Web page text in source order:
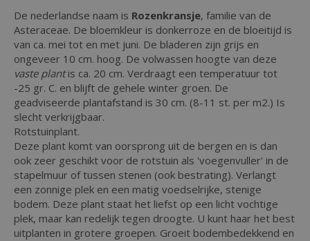
De nederlandse naam is Rozenkransje, familie van de
Asteraceae. De bloemkleur is donkerroze en de bloeitijd is
van ca. mei tot en met juni. De bladeren zijn grijs en
ongeveer 10 cm. hoog. De volwassen hoogte van deze
vaste plantis ca. 20 cm. Verdraagt een temperatuur tot
-25 gr. C. en blijft de gehele winter groen. De
geadviseerde plantafstand is 30 cm. (8-11 st. per m2.) Is
slecht verkrijgbaar.
Rotstuinplant.
Deze plant komt van oorsprong uit de bergen en is dan
ook zeer geschikt voor de rotstuin als 'voegenvuller' in de
stapelmuur of tussen stenen (ook bestrating). Verlangt
een zonnige plek en een matig voedselrijke, stenige
bodem. Deze plant staat het liefst op een licht vochtige
plek, maar kan redelijk tegen droogte. U kunt haar het best
uitplanten in grotere groepen. Groeit bodembedekkend en